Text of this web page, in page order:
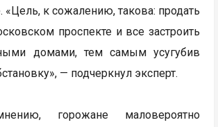
«Цель, к сожалению, такова: продать
проспекте и все застроить
домами, тем самым усугубив
— подчеркнул эксперт.
горожане маловероятно